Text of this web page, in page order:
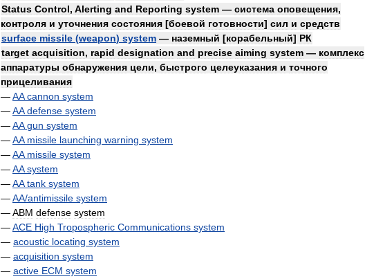
Status Control, Alerting and Reporting system — система оповещения,
контроля и уточнения состояния [боевой готовности] сил и средств
surface missile (weapon) system — наземный [корабельный] РК
target acquisition, rapid designation and precise aiming system — комплекс
аппаратуры обнаружения цели, быстрого целеуказания и точного
прицеливания
—AA cannon system
—AA defense system
—AA gun system
—AA missile launching warning system
—AA missile system
—AA system
—AA tank system
—AA/antimissile system
—ABM defense system
—ACE High Tropospheric Communications system
— acoustic locating system
— acquisition system
— active ECM system